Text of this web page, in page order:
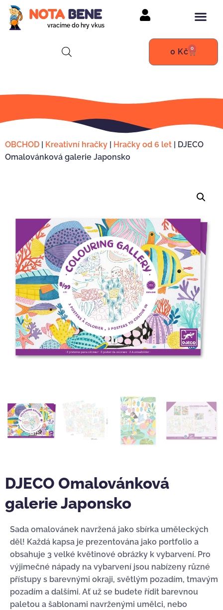
vracíme do hry vkus
0 Kč 0
OBCHOD | Kreativní hračky | Hračky od 6 let | DJECO
Omalovánková galerie Japonsko
DJECO Omalovánková
galerie Japonsko
Sada omalovánek navržená jako sbírka uměleckých
děl! Každá kapsa je prezentována jako portfolio a
obsahuje 3 velké květinové obrázky k vybarvení. Pro
výjimečné nápady na vybarvení jsou nabízeny různé
přístupy s barevnými okraji, světlým pozadím, tmavým
pozadím a dalšími. Ať už se budete řídit barevnou
paletou a šablonami navrženými umělci, nebo